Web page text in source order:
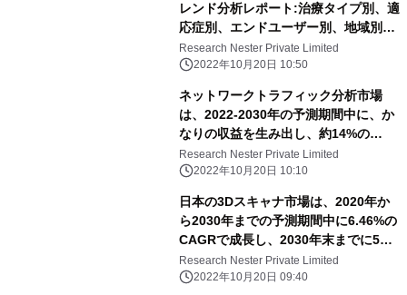
レンド分析レポート:治療タイプ別、適
応症別、エンドユーザー別、地域別、
セグメント別予測(2021~2030年)
Research Nester Private Limited
2022年10月20日 10:50
ネットワークトラフィック分析市場
は、2022-2030年の予測期間中に、か
なりの収益を生み出し、約14%の
CAGRで成長すると推定されていま
す。
Research Nester Private Limited
2022年10月20日 10:10
日本の3Dスキャナ市場は、2020年か
ら2030年までの予測期間中に6.46%の
CAGRで成長し、2030年末までに5億
300万米ドルの収益を得ると推定され
ています。
Research Nester Private Limited
2022年10月20日 09:40